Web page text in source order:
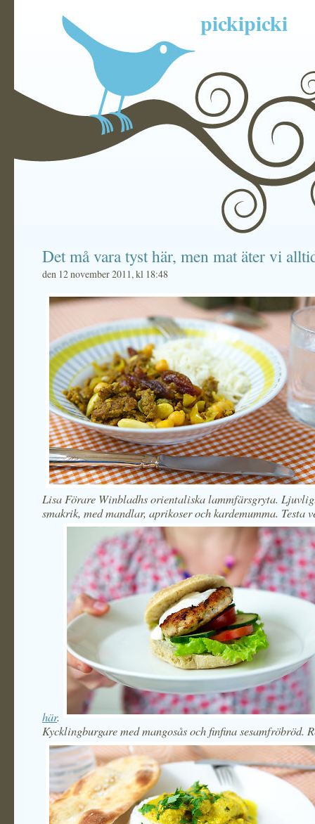
pickipicki
Det må vara tyst här, men mat äter vi
den 12 november 2011, kl 18:48
Lisa Förare Winbladhs orientaliska lammfärsgryta.
smakrik, med mandlar, aprikoser och kardemumma. Testa
här.
Kycklingburgare med mangosås och finfina sesamfröbröd.